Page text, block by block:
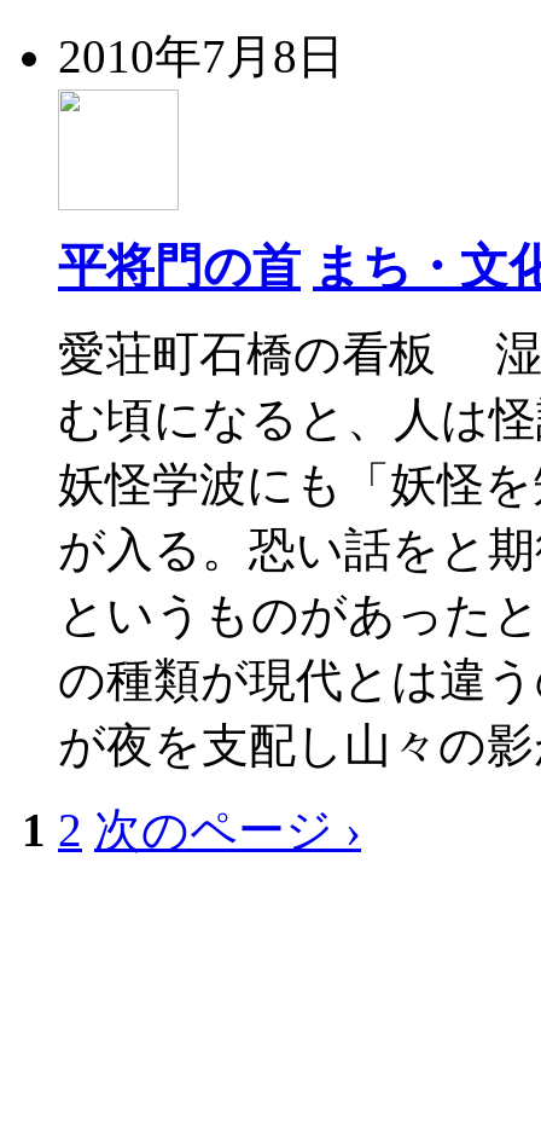
2010年7月8日
平将門の首 まち・文
愛荘町石橋の看板 湿
む頃になると、人は
妖怪学波にも「妖怪
が入る。恐い話をと
というものがあった
の種類が現代とは違
が夜を支配し山々の
1 2 次のページ ›